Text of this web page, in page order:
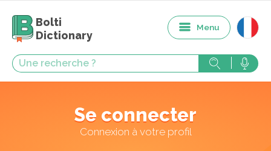
Bolti
Dictionary
Menu
Se connecter
Connexion à votre profil